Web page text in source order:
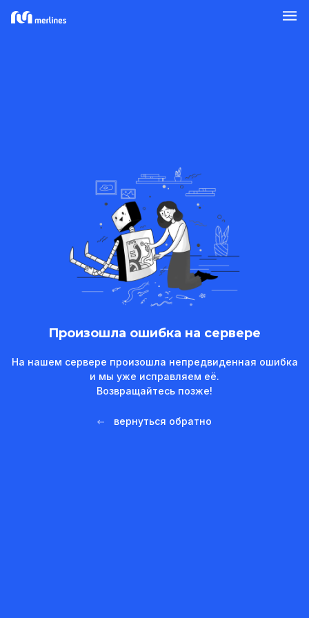
Произошла ошибка на сервере
На нашем сервере произошла непредвиденная ошибка
и мы уже исправляем её.
Возвращайтесь позже!
вернуться обратно